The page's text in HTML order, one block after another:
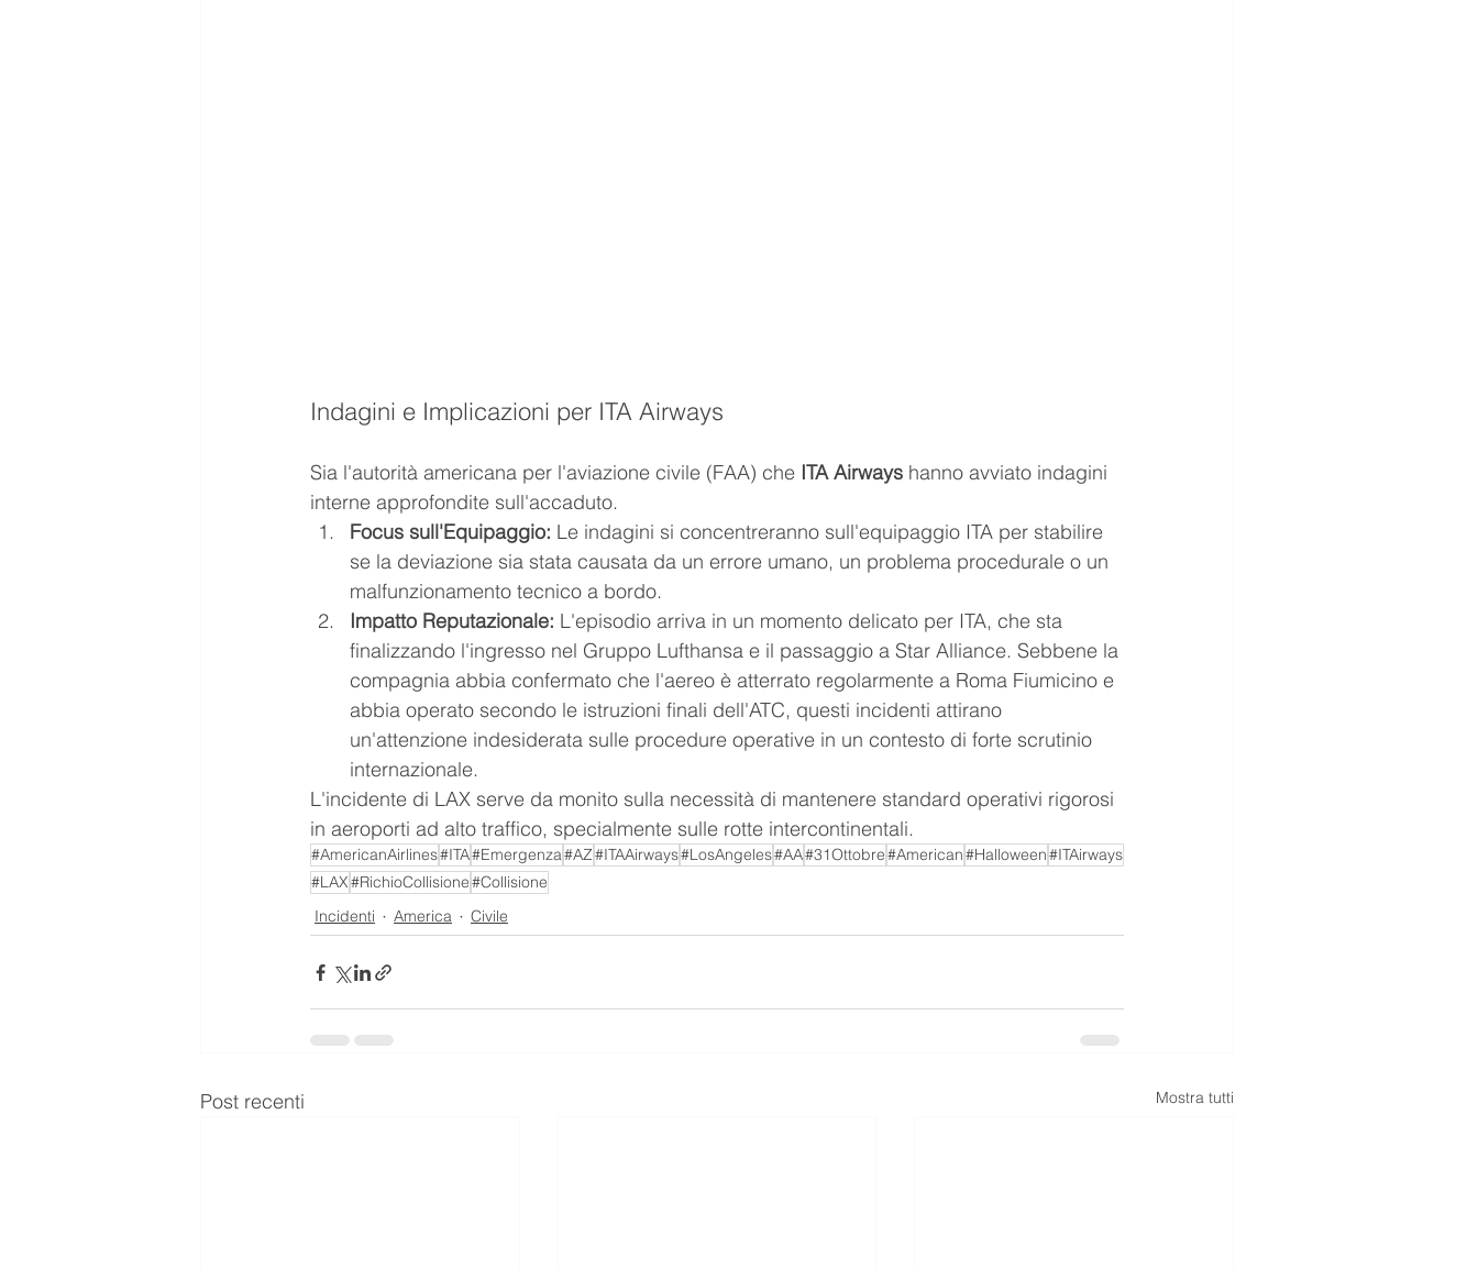
Indagini e Implicazioni per ITA Airways
Sia l'autorità americana per l'aviazione civile (FAA) che ITA Airways hanno avviato indagini
interne approfondite sull'accaduto.
Focus sull'Equipaggio: Le indagini si concentreranno sull'equipaggio ITA per stabilire
se la deviazione sia stata causata da un errore umano, un problema procedurale o un
malfunzionamento tecnico a bordo.
Impatto Reputazionale: L'episodio arriva in un momento delicato per ITA, che sta
finalizzando l'ingresso nel Gruppo Lufthansa e il passaggio a Star Alliance. Sebbene la
compagnia abbia confermato che l'aereo è atterrato regolarmente a Roma Fiumicino e
abbia operato secondo le istruzioni finali dell'ATC, questi incidenti attirano
un'attenzione indesiderata sulle procedure operative in un contesto di forte scrutinio
internazionale.
L'incidente di LAX serve da monito sulla necessità di mantenere standard operativi rigorosi
in aeroporti ad alto traffico, specialmente sulle rotte intercontinentali.
#AmericanAirlines#ITA#Emergenza#AZ#ITAAirways#LosAngeles#AA#31Ottobre#American#Halloween#ITAirways
#LAX#RichioCollisione#Collisione
Incidenti
America Civile
Post recenti Mostra tutti